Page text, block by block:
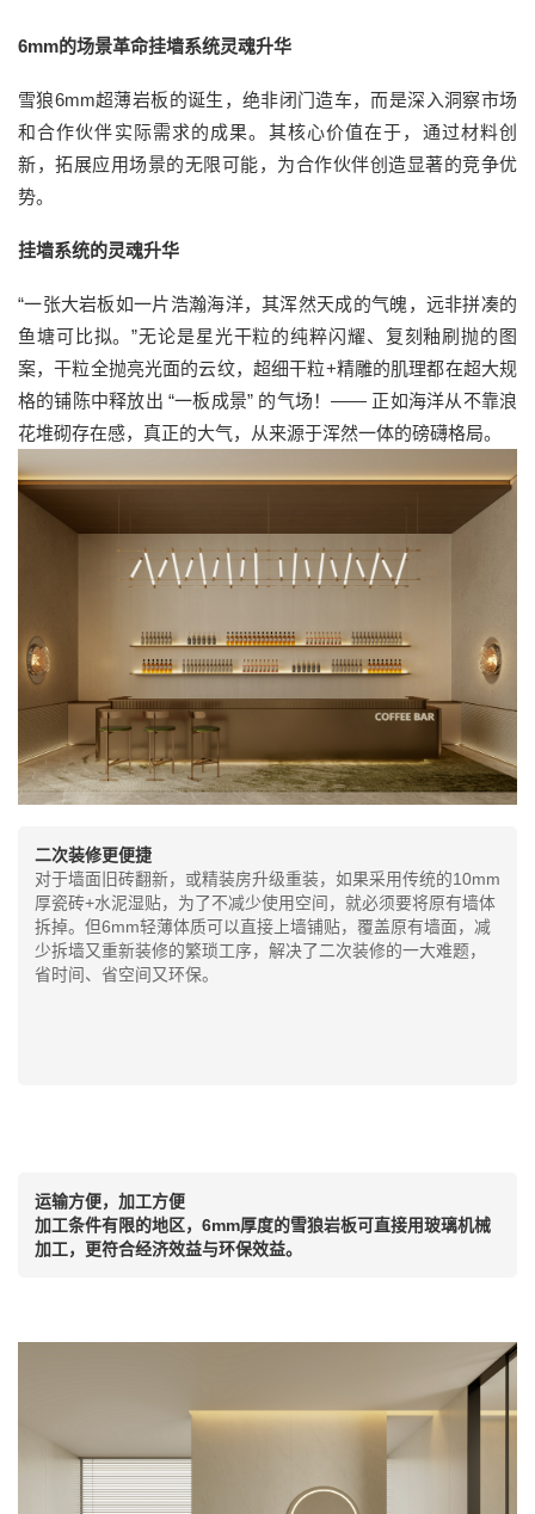
6mm的场景革命挂墙系统灵魂升华
雪狼6mm超薄岩板的诞生，绝非闭门造车，而是深入洞察市场
和合作伙伴实际需求的成果。其核心价值在于，通过材料创
新，拓展应用场景的无限可能，为合作伙伴创造显著的竞争优
势。
挂墙系统的灵魂升华
“一张大岩板如一片浩瀚海洋，其浑然天成的气魄，远非拼凑的
鱼塘可比拟。”无论是星光干粒的纯粹闪耀、复刻釉刷抛的图
案，干粒全抛亮光面的云纹，超细干粒+精雕的肌理都在超大规
格的铺陈中释放出 “一板成景” 的气场！—— 正如海洋从不靠浪
花堆砌存在感，真正的大气，从来源于浑然一体的磅礴格局。
二次装修更便捷
对于墙面旧砖翻新，或精装房升级重装，如果采用传统的10mm
厚瓷砖+水泥湿贴，为了不减少使用空间，就必须要将原有墙体
拆掉。但6mm轻薄体质可以直接上墙铺贴，覆盖原有墙面，减
少拆墙又重新装修的繁琐工序，解决了二次装修的一大难题，
省时间、省空间又环保。
运输方便，加工方便
加工条件有限的地区，6mm厚度的雪狼岩板可直接用玻璃机械
加工，更符合经济效益与环保效益。